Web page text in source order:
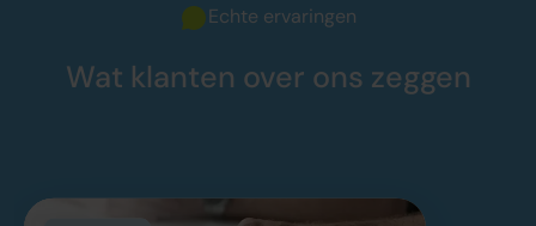
Echte ervaringen
Wat klanten over ons zeggen